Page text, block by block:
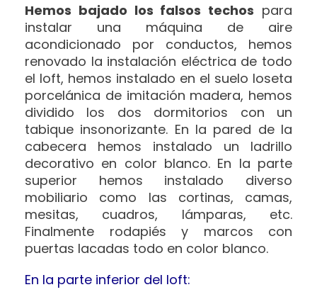
Hemos bajado los falsos techos para
instalar una máquina de aire
acondicionado por conductos, hemos
renovado la instalación eléctrica de todo
el loft, hemos instalado en el suelo loseta
porcelánica de imitación madera, hemos
dividido los dos dormitorios con un
tabique insonorizante. En la pared de la
cabecera hemos instalado un ladrillo
decorativo en color blanco. En la parte
superior hemos instalado diverso
mobiliario como las cortinas, camas,
mesitas, cuadros, lámparas, etc.
Finalmente rodapiés y marcos con
puertas lacadas todo en color blanco.
En la parte inferior del loft: